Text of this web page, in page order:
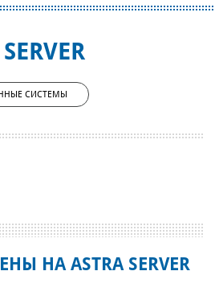
СИСТЕМЫ
НА ASTRA SERVER